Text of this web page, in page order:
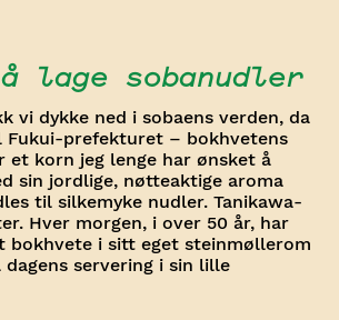
lage sobanudler
vi dykke ned i sobaens verden, da
Fukui-prefekturet – bokhvetens
et korn jeg lenge har ønsket å
sin jordlige, nøtteaktige aroma
til silkemyke nudler. Tanikawa-
Hver morgen, i over 50 år, har
bokhvete i sitt eget steinmøllerom
servering i sin lille